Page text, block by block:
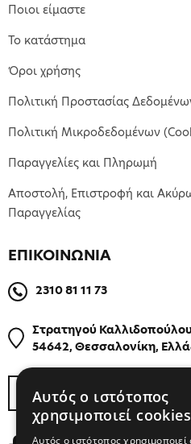
ΕΠΙΚΟΙΝΩΝΙΑ
2310 81 11 73
Στρατηγού
54642, Θεσσαλονίκη,
ΒΡΕΙΤΕ ΜΑΣ ΣΤΟΝ ΧΑΡΤΗ
Ποιοι είμαστε
Το κατάστημα
Όροι χρήσης
Πολιτική Προστασίας
Πολιτική Μικροδεδομένων
Παραγγελίες και Πληρωμή
Αποστολή, Επιστροφή και
Παραγγελίας
Αυτός ο ιστότοπος
χρησιμοποιεί cookies
Αυτός ο ιστότοπος